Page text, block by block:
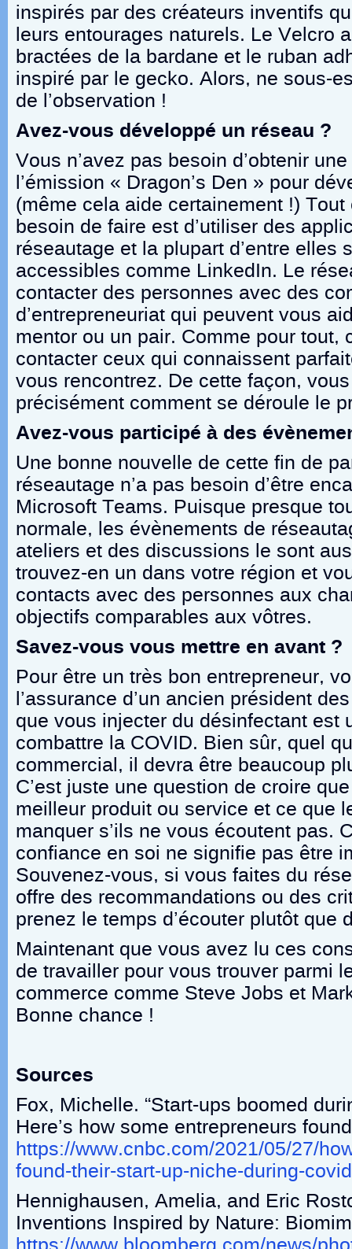
inspirés par des créateurs inventifs
leurs entourages naturels. Le Velcro
bractées de la bardane et le ruban
inspiré par le gecko. Alors, ne sous-
de l’observation !
Avez-vous développé un réseau ?
Vous n’avez pas besoin d’obtenir
l’émission « Dragon’s Den » pour
(même cela aide certainement !)
besoin de faire est d’utiliser des
réseautage et la plupart d’entre elles
accessibles comme LinkedIn. Le
contacter des personnes avec des
d’entrepreneuriat qui peuvent vous
mentor ou un pair. Comme pour tout,
contacter ceux qui connaissent
vous rencontrez. De cette façon,
précisément comment se déroule le
Avez-vous participé à des
Une bonne nouvelle de cette fin de
réseautage n’a pas besoin d’être
Microsoft Teams. Puisque presque
normale, les évènements de
ateliers et des discussions le sont
trouvez-en un dans votre région et
contacts avec des personnes aux
objectifs comparables aux vôtres.
Savez-vous vous mettre en avant ?
Pour être un très bon entrepreneur,
l’assurance d’un ancien président
que vous injecter du désinfectant est
combattre la COVID. Bien sûr, quel
commercial, il devra être beaucoup
C’est juste une question de croire
meilleur produit ou service et ce que
manquer s’ils ne vous écoutent pas.
confiance en soi ne signifie pas être
Souvenez-vous, si vous faites du
offre des recommandations ou des
prenez le temps d’écouter plutôt que
Maintenant que vous avez lu ces
de travailler pour vous trouver parmi
commerce comme Steve Jobs et
Bonne chance !
Sources
Fox, Michelle. “Start-ups boomed
Here’s how some entrepreneurs
https://www.cnbc.com/2021/05/27/
found-their-start-up-niche-during-
Hennighausen, Amelia, and Eric
Inventions Inspired by Nature: